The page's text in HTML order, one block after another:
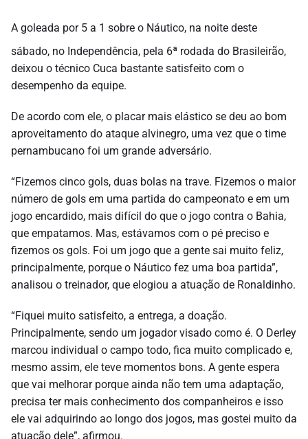
A goleada por 5 a 1 sobre o Náutico, na noite deste
sábado, no Independência, pela 6ª rodada do Brasileirão,
deixou o técnico Cuca bastante satisfeito com o
desempenho da equipe.
De acordo com ele, o placar mais elástico se deu ao bom
aproveitamento do ataque alvinegro, uma vez que o time
pernambucano foi um grande adversário.
“Fizemos cinco gols, duas bolas na trave. Fizemos o maior
número de gols em uma partida do campeonato e em um
jogo encardido, mais difícil do que o jogo contra o Bahia,
que empatamos. Mas, estávamos com o pé preciso e
fizemos os gols. Foi um jogo que a gente sai muito feliz,
principalmente, porque o Náutico fez uma boa partida”,
analisou o treinador, que elogiou a atuação de Ronaldinho.
“Fiquei muito satisfeito, a entrega, a doação.
Principalmente, sendo um jogador visado como é. O Derley
marcou individual o campo todo, fica muito complicado e,
mesmo assim, ele teve momentos bons. A gente espera
que vai melhorar porque ainda não tem uma adaptação,
precisa ter mais conhecimento dos companheiros e isso
ele vai adquirindo ao longo dos jogos, mas gostei muito da
atuação dele”, afirmou.